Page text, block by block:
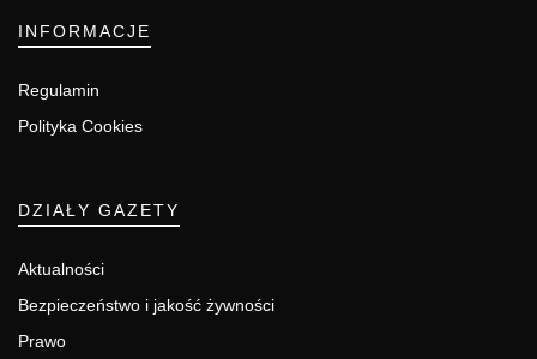
INFORMACJE
Regulamin
Polityka Cookies
DZIAŁY GAZETY
Aktualności
Bezpieczeństwo i jakość żywności
Prawo